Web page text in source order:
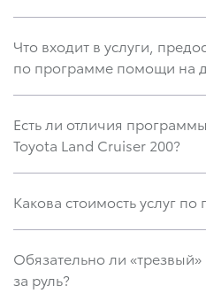
Что входит в услуги,
по программе помощи на
Есть ли отличия
Toyota Land Cruiser 200?
Какова стоимость услуг
Обязательно ли «трезвый»
за руль?